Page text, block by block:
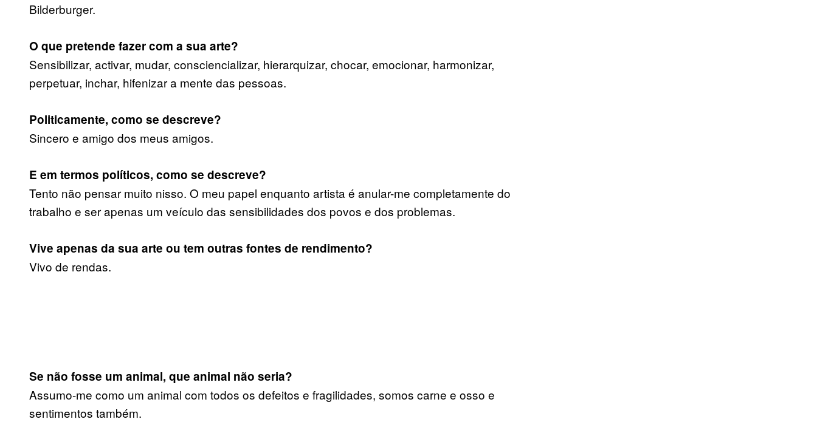
Bilderburger.
O que pretende fazer com a sua arte?
Sensibilizar, activar, mudar, consciencializar, hierarquizar, chocar, emocionar, harmonizar,
perpetuar, inchar, hifenizar a mente das pessoas.
Politicamente, como se descreve?
Sincero e amigo dos meus amigos.
E em termos políticos, como se descreve?
Tento não pensar muito nisso. O meu papel enquanto artista é anular-me completamente do
trabalho e ser apenas um veículo das sensibilidades dos povos e dos problemas.
Vive apenas da sua arte ou tem outras fontes de rendimento?
Vivo de rendas.
Se não fosse um animal, que animal não seria?
Assumo-me como um animal com todos os defeitos e fragilidades, somos carne e osso e
sentimentos também.